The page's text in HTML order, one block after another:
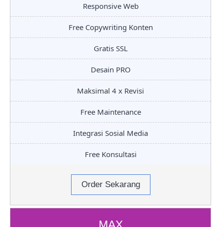
Responsive Web
Free Copywriting Konten
Gratis SSL
Desain PRO
Maksimal 4 x Revisi
Free Maintenance
Integrasi Sosial Media
Free Konsultasi
Order Sekarang